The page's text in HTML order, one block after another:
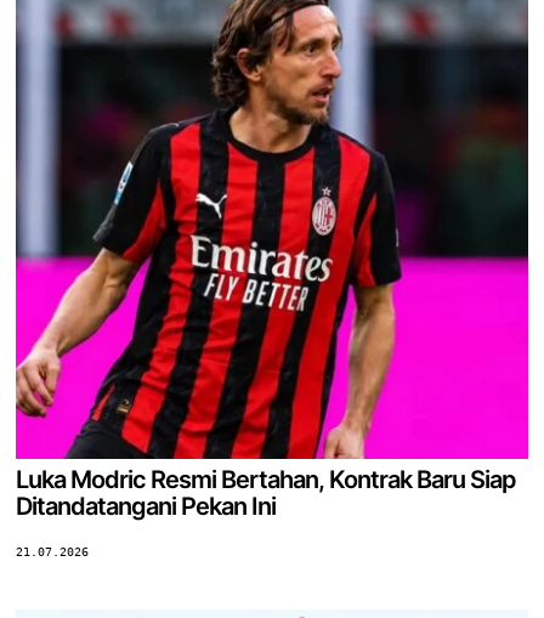
Luka Modric Resmi Bertahan, Kontrak Baru Siap
Ditandatangani Pekan Ini
21.07.2026